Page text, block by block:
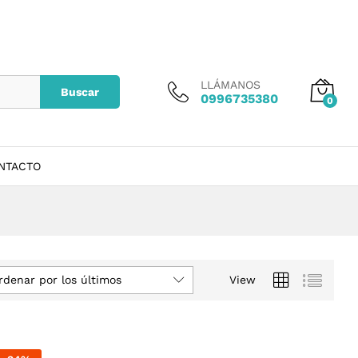
Buscar
LLÁMANOS
0996735380 0
View
por los últimos